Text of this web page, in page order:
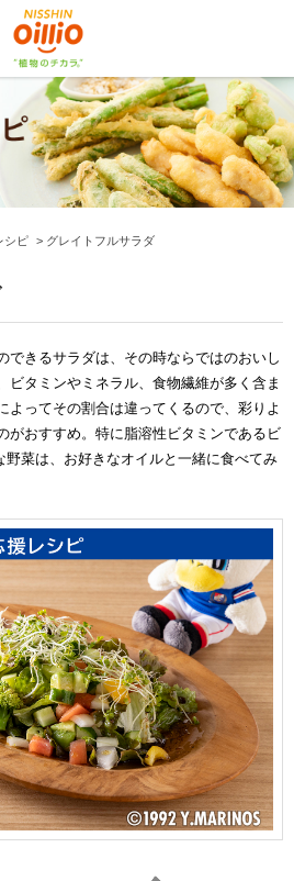
シピ グレイトフルサラダ
できるサラダは、その時ならではのおいし
ビタミンやミネラル、食物繊維が多く含ま
よってその割合は違ってくるので、彩りよ
がおすすめ。特に脂溶性ビタミンであるビ
野菜は、お好きなオイルと一緒に食べてみ